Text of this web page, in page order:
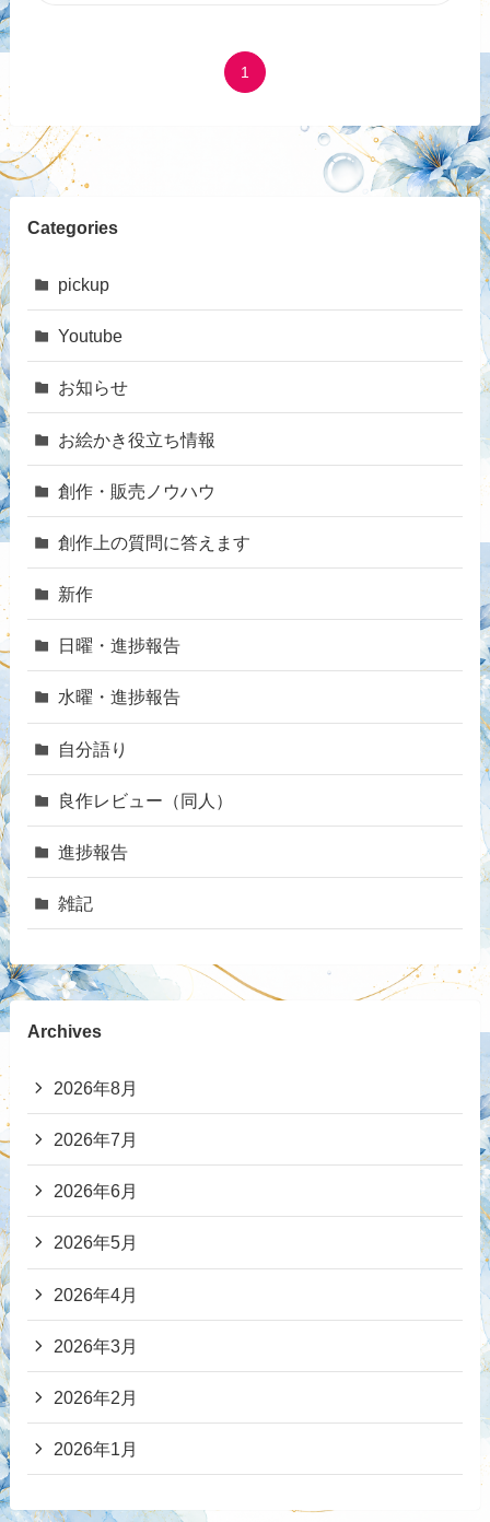
1
Categories
pickup
Youtube
お知らせ
お絵かき役立ち情報
創作・販売ノウハウ
創作上の質問に答えます
新作
日曜・進捗報告
水曜・進捗報告
自分語り
良作レビュー（同人）
進捗報告
雑記
Archives
2026年8月
2026年7月
2026年6月
2026年5月
2026年4月
2026年3月
2026年2月
2026年1月